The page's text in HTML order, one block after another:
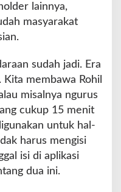
lainnya,
masyarakat
sudah jadi. Era
Kita membawa Rohil
misalnya ngurus
cukup 15 menit
untuk hal-
harus mengisi
isi di aplikasi
dua ini.